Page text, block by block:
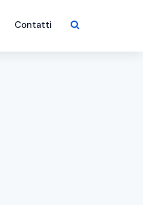
Contatti